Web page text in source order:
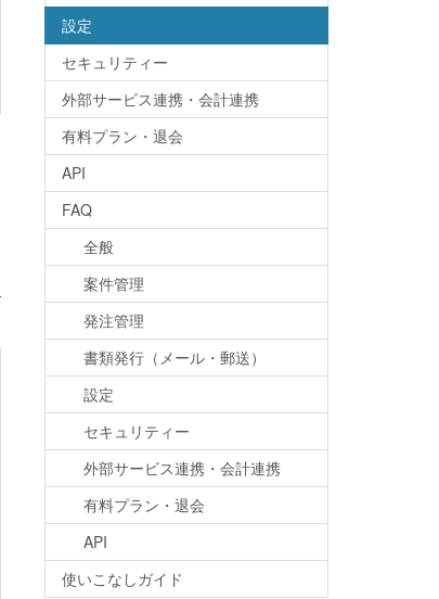
設定
セキュリティー
外部サービス連携・会計連携
有料プラン・退会
API
FAQ
全般
案件管理
発注管理
書類発行（メール・郵送）
設定
セキュリティー
外部サービス連携・会計連携
有料プラン・退会
API
使いこなしガイド